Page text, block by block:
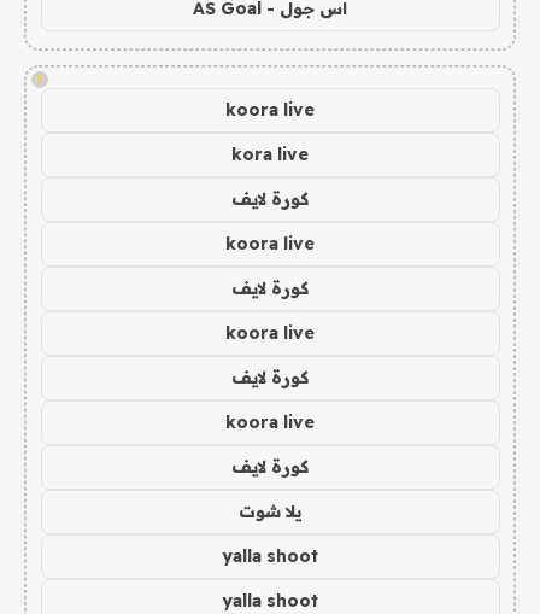
اس جول - AS Goal
!
koora live
kora live
كورة لايف
koora live
كورة لايف
koora live
كورة لايف
koora live
كورة لايف
يلا شوت
yalla shoot
yalla shoot